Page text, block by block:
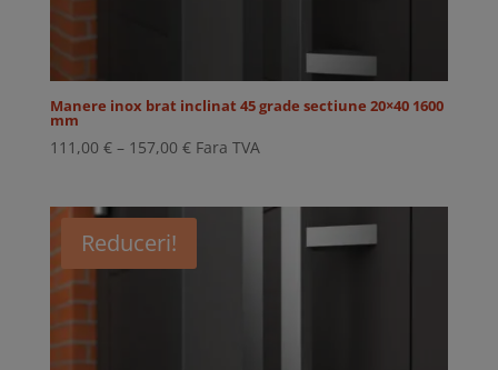
Manere inox brat inclinat 45 grade sectiune 20×40 1600
mm
111,00 € – 157,00 €Interval
111,00 €
la
Fara TVA
Reduceri!